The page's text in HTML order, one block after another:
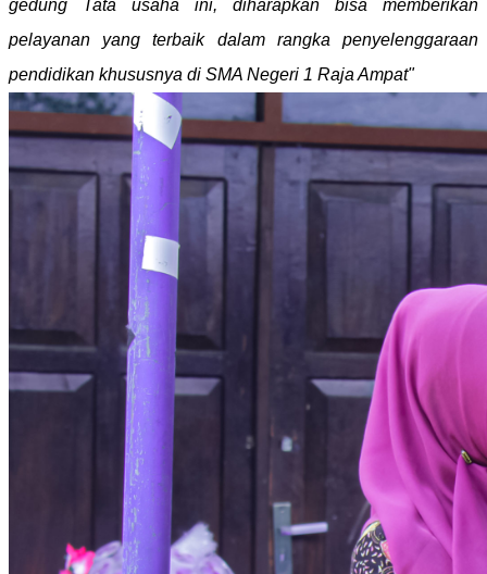
gedung Tata usaha ini, diharapkan bisa memberikan
pelayanan yang terbaik dalam rangka penyelenggaraan
pendidikan khususnya di SMA Negeri 1 Raja Ampat"